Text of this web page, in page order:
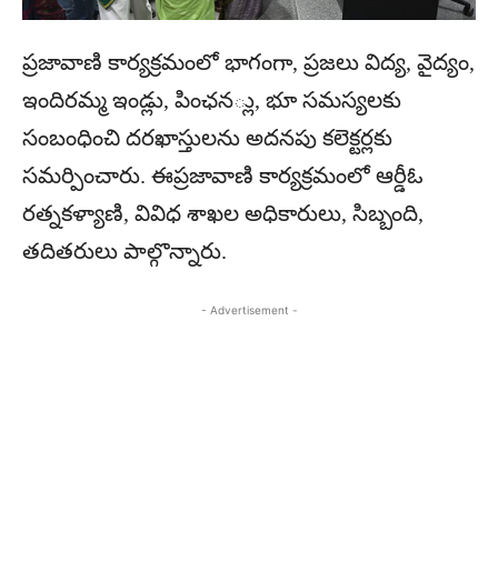
ప్రజావాణి కార్యక్రమంలో భాగంగా, ప్రజలు విద్య, వైద్యం,
ఇందిరమ్మ ఇండ్లు, పింఛన్లు, భూ సమస్యలకు
సంబంధించి దరఖాస్తులను అదనపు కలెక్టర్లకు
సమర్పించారు. ఈప్రజావాణి కార్యక్రమంలో ఆర్డీఓ
రత్నకళ్యాణి, వివిధ శాఖల అధికారులు, సిబ్బంది,
తదితరులు పాల్గొన్నారు.
- Advertisement -